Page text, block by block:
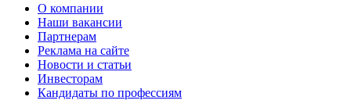
О компании
Наши вакансии
Партнерам
Реклама на сайте
Новости и статьи
Инвесторам
Кандидаты по профессиям